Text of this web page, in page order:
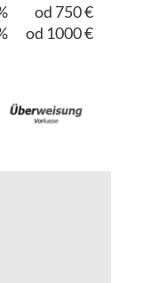
od 750 €
od 1000 €